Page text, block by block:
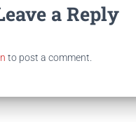
a Reply
to post a comment.